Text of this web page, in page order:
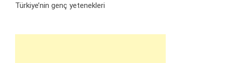
Türkiye’nin genç yetenekleri